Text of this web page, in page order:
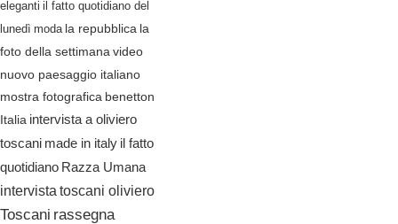
eleganti il fatto quotidiano del
lunedì moda la repubblica la
foto della settimana video
nuovo paesaggio italiano
mostra fotografica benetton
Italia intervista a oliviero
toscani made in italy il fatto
quotidiano Razza Umana
intervista toscani oliviero
Toscani rassegna